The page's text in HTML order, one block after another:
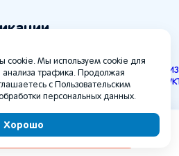
cookie. Мы используем cookie для
анализа трафика. Продолжая
с Пользовательским
персональных данных.
Хорошо